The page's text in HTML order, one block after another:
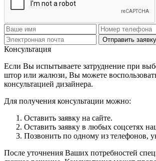
Отправить заявку
Консультация
Если Вы испытываете затруднение при
штор или жалюзи, Вы можете
консультацией дизайнера.
Для получения консультации можно:
Оставить заявку на сайте.
Оставить заявку в любых соцсетях
Позвонить по одному из телефонов,
После уточнения Ваших потребностей